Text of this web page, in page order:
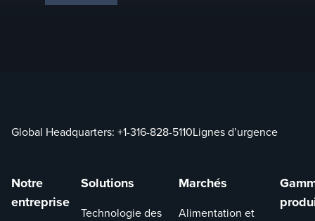
Global Headquarters: +1-316-828-5110Lignes d’urgence
Notre
entreprise
Solutions
Technologie des
Marchés
Alimentation et